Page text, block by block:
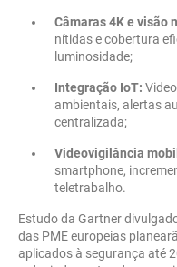
Câmaras 4K e visão
nítidas e cobertura
luminosidade;
Integração IoT:
ambientais, alertas
centralizada;
Videovigilância
smartphone,
teletrabalho.
Estudo da Gartner
das PME europeias
aplicados à segurança até